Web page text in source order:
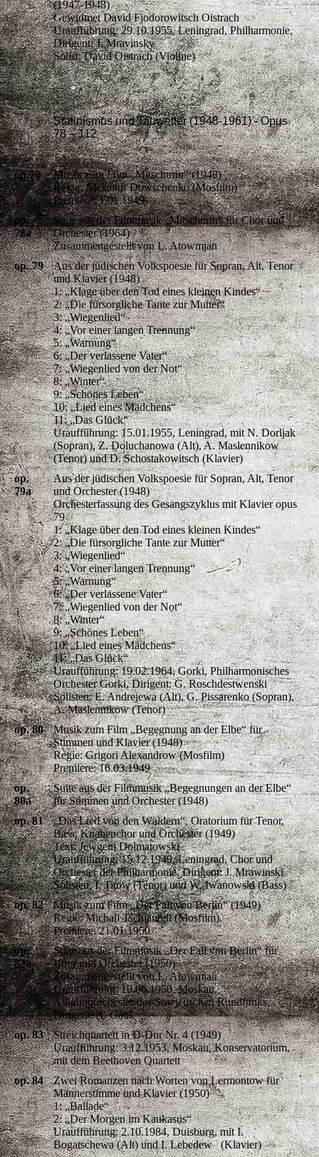
(1947-1948)
Gewidmet David Fjodorowitsch Oistrach
Uraufführung: 29.10.1955, Leningrad, Philharmonie,
Dirigent: J. Mravinsky
Solist: David Oistrach (Violine)
Stalinismus und Tauwetter (1948-1961) - Opus
78 – 112
op.78
Musik zum Film „Mitschurin" (1948)
Regie: Alexandr Dowschenko (Mosfilm)
Premiere: 1.01.1949
op.
78a
Suite aus der Filmmusik „Mitschurin“ für Chor und
Orchester (1964)
Zusammengestellt von L. Atowmjan
op. 79
Aus der jüdischen Volkspoesie für Sopran, Alt, Tenor
und Klavier (1948)
1: „Klage über den Tod eines kleinen Kindes“
2: „Die fürsorgliche Tante zur Mutter“
3: „Wiegenlied“
4: „Vor einer langen Trennung“
5: „Warnung“
6: „Der verlassene Vater“
7: „Wiegenlied von der Not“
8: „Winter“
9: „Schönes Leben“
10: „Lied eines Mädchens“
11: „Das Glück“
Uraufführung: 15.01.1955, Leningrad, mit N. Dorljak
(Sopran), Z. Doluchanowa (Alt), A. Maslennikow
(Tenor) und D. Schostakowitsch (Klavier)
op.
79a
Aus der jüdischen Volkspoesie für Sopran, Alt, Tenor
und Orchester (1948)
Orchesterfassung des Gesangszyklus mit Klavier opus
79
1: „Klage über den Tod eines kleinen Kindes“
2: „Die fürsorgliche Tante zur Mutter“
3: „Wiegenlied“
4: „Vor einer langen Trennung“
5: „Warnung“
6: „Der verlassene Vater“
7: „Wiegenlied von der Not“
8: „Winter“
9: „Schönes Leben“
10: „Lied eines Mädchens“
11: „Das Glück“
Uraufführung: 19.02.1964, Gorki, Philharmonisches
Orchester Gorki, Dirigent: G. Roschdestwenski
Solisten: E. Andrejewa (Alt), G. Pissarenko (Sopran),
A. Maslennikow (Tenor)
op. 80
Musik zum Film „Begegnung an der Elbe“ für
Stimmen und Klavier (1948)
Regie: Grigori Alexandrow (Mosfilm)
Premiere: 16.03.1949
op.
80a
Suite aus der Filmmusik „Begegnungen an der Elbe“
für Stimmen und Orchester (1948)
op. 81
„Das Lied von den Wäldern“, Oratorium für Tenor,
Bass, Knabenchor und Orchester (1949)
Text: Jewgeni Dolmatowski
Uraufführung: 15.12.1949, Leningrad, Chor und
Orchester der Philharmonie, Dirigent: J. Mrawinski
Solisten: I. Titow (Tenor) und W. Iwanowski (Bass)
op. 82
Musik zum Film „Der Fall von Berlin“ (1949)
Regie: Michail Tschiaureli (Mosfilm).
Premiere: 21.01.1950
op.
82a
Suite aus der Filmmusik „Der Fall von Berlin“ für
Chor und Orchester (1950)
Zusammengestellt von L. Atowmjan
Uraufführung: 10.06.1950, Moskau,
Allunionorchester des Sowjetischen Rundfunks,
Dirigent: A. Gauk
op. 83
Streichquartett in D-Dur Nr. 4 (1949)
Uraufführung: 3.12.1953, Moskau, Konservatorium,
mit dem Beethoven Quartett
op. 84
Zwei Romanzen nach Worten von Lermontow für
Männerstimme und Klavier (1950)
1: „Ballade“
2: „Der Morgen im Kaukasus“
Uraufführung: 2.10.1984, Duisburg, mit I.
Bogatschewa (Alt) und I. Lebedew (Klavier)